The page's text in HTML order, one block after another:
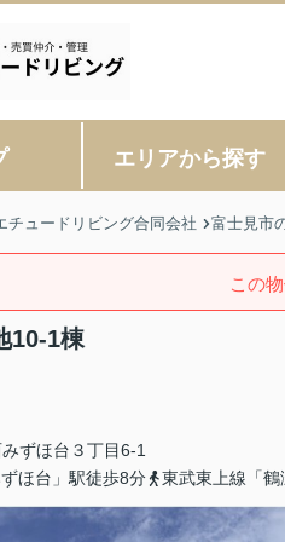
エリアから探す
チュードリビング合同会社 富士見市
この
10-1棟
ずほ台 ３丁目6-1
ほ台」駅徒歩8分
東武東上線「